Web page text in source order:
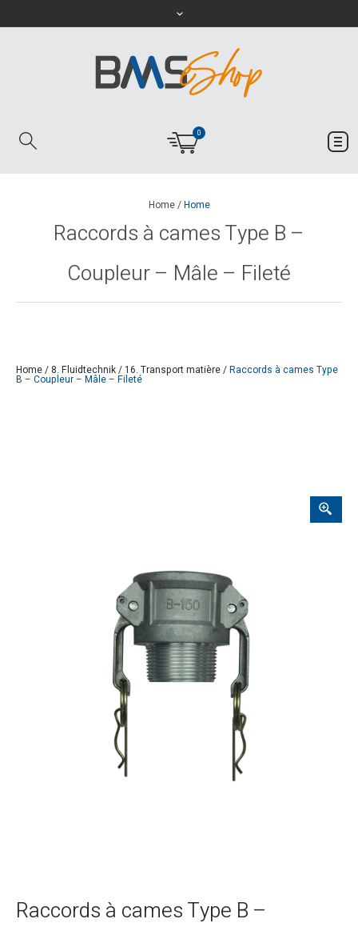
0
Home/Home
Raccords à cames Type B –
Coupleur – Mâle – Fileté
Home/8. Fluidtechnik/16. Transport matière/Raccords à cames Type
B – Coupleur – Mâle – Fileté
Raccords à cames Type B –